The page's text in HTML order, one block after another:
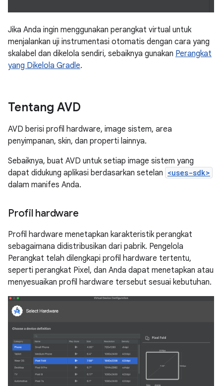
Jika Anda ingin menggunakan perangkat virtual untuk
menjalankan uji instrumentasi otomatis dengan cara yang
skalabel dan dikelola sendiri, sebaiknya gunakan Perangkat
yang Dikelola Gradle.
Tentang AVD
AVD berisi profil hardware, image sistem, area
penyimpanan, skin, dan properti lainnya.
Sebaiknya, buat AVD untuk setiap image sistem yang
dapat didukung aplikasi berdasarkan setelan <uses-sdk>
dalam manifes Anda.
Profil hardware
Profil hardware menetapkan karakteristik perangkat
sebagaimana didistribusikan dari pabrik. Pengelola
Perangkat telah dilengkapi profil hardware tertentu,
seperti perangkat Pixel, dan Anda dapat menetapkan atau
menyesuaikan profil hardware tersebut sesuai kebutuhan.